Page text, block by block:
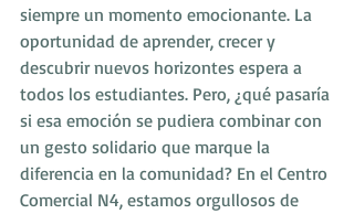
siempre un momento emocionante. La
oportunidad de aprender, crecer y
descubrir nuevos horizontes espera a
todos los estudiantes. Pero, ¿qué pasaría
si esa emoción se pudiera combinar con
un gesto solidario que marque la
diferencia en la comunidad? En el Centro
Comercial N4, estamos orgullosos de